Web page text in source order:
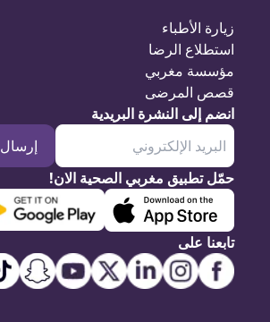
زيارة الأطباء
استطلاع الرضا
مؤسسة مغربي
قصص المرضى
انضم إلى النشرة البريدية
إرسال
حمّل تطبيق مغربي الصحية الان!
تابعنا على